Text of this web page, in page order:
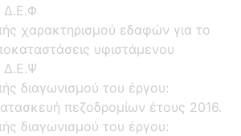
Δ.Ε.Φ
χαρακτηρισμού εδαφών για το
υφιστάμενου
Δ.Ε.Ψ
διαγωνισμού του έργου:
πεζοδρομίων έτους 2016.
διαγωνισμού του έργου: